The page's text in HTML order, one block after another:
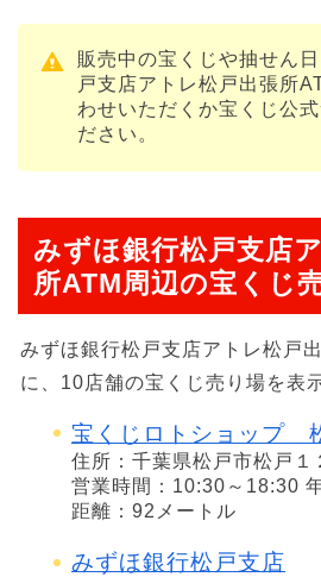
販売中の宝くじや抽せん
戸支店アトレ松戸出張所
わせいただくか宝くじ公
ださい。
みずほ銀行松戸支店
所ATM周辺の宝くじ
みずほ銀行松戸支店アトレ松戸
に、10店舗の宝くじ売り場を表
宝くじロトショップ
住所：千葉県松戸市松戸１
営業時間：10:30～18:30
距離：92メートル
みずほ銀行松戸支店